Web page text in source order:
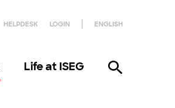
HELPDESK LOGIN ENGLISH
Life at ISEG